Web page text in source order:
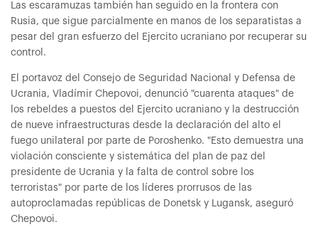
Las escaramuzas también han seguido en la frontera con
Rusia, que sigue parcialmente en manos de los separatistas a
pesar del gran esfuerzo del Ejercito ucraniano por recuperar su
control.
El portavoz del Consejo de Seguridad Nacional y Defensa de
Ucrania, Vladímir Chepovoi, denunció "cuarenta ataques" de
los rebeldes a puestos del Ejercito ucraniano y la destrucción
de nueve infraestructuras desde la declaración del alto el
fuego unilateral por parte de Poroshenko. "Esto demuestra una
violación consciente y sistemática del plan de paz del
presidente de Ucrania y la falta de control sobre los
terroristas" por parte de los líderes prorrusos de las
autoproclamadas repúblicas de Donetsk y Lugansk, aseguró
Chepovoi.